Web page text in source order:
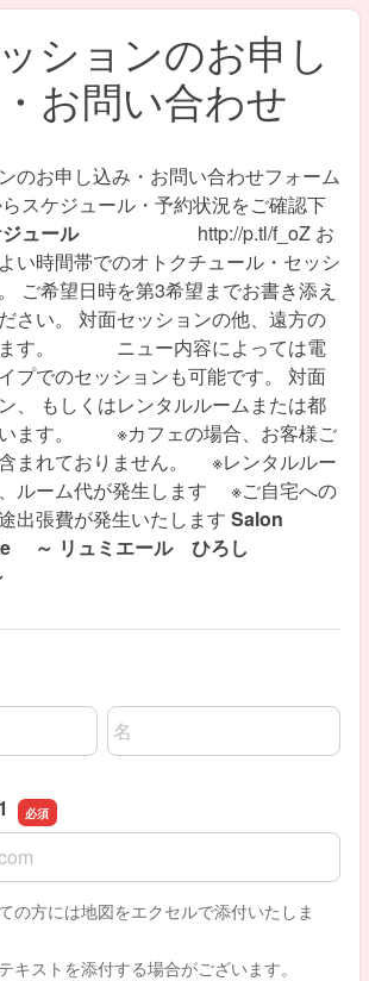
ションのお申し
お問い合わせ
のお申し込み・お問い合わせフォーム
スケジュール・予約状況をご確認下
ュールhttp://p.tl/f_oZ お
い時間帯でのオトクチュール・セッシ
ご希望日時を第3希望までお書き添え
さい。 対面セッションの他、遠方の
ます。 ニュー内容によっては電
プでのセッションも可能です。 対面
、 もしくはレンタルルームまたは都
います。 ※カフェの場合、お客様ご
まれておりません。 ※レンタルルー
ルーム代が発生します ※ご自宅への
出張費が発生いたします Salon
～ リュミエール ひろし
名前の名
の方には地図をエクセルで添付いたしま
キストを添付する場合がございます。